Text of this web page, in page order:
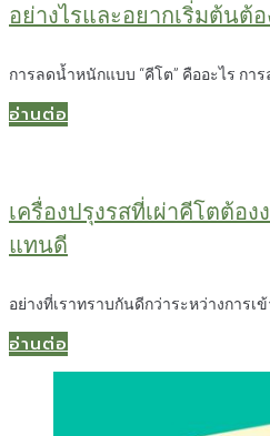
อย่างไรและอยากเริ่มต้นต้อ
การลดน้ำหนักแบบ “คีโต” คืออะไร การ
อ่านต่อ
เครื่องปรุงรสที่เผ่าคีโตต้อ
แทนดี
อย่างที่เราทราบกันดีกว่าระหว่างการเข้
อ่านต่อ